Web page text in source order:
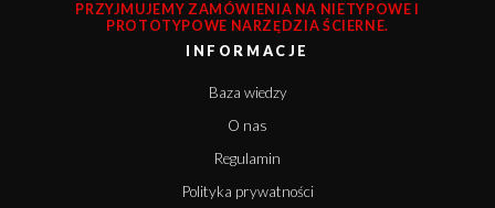
PRZYJMUJEMY ZAMÓWIENIA NA NIETYPOWE I
PROTOTYPOWE NARZĘDZIA ŚCIERNE.
INFORMACJE
Baza wiedzy
O nas
Regulamin
Polityka prywatności